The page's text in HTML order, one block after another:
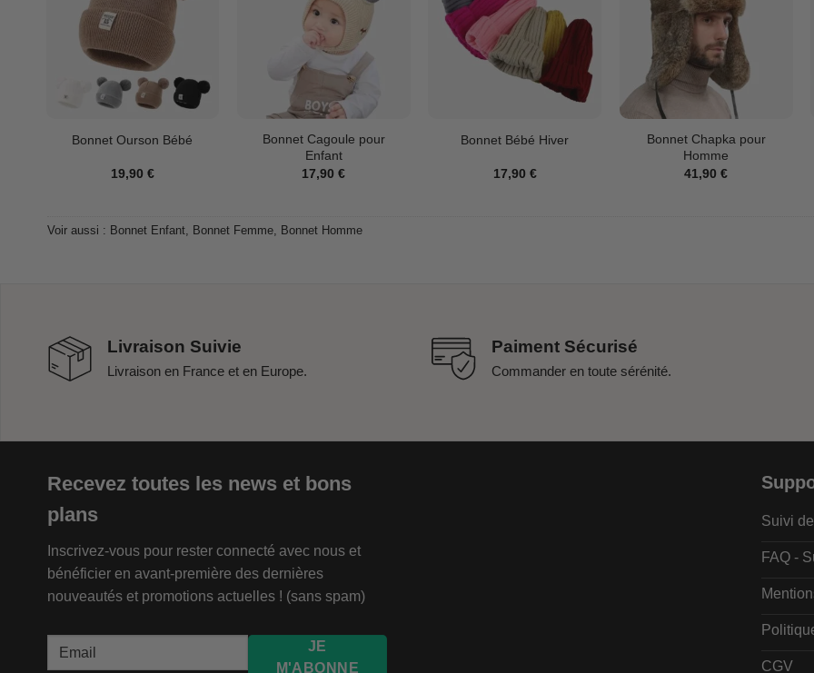
Bonnet Ourson Bébé
19,90 €
Bonnet Cagoule pour
Enfant
17,90€
Bonnet Bébé Hiver
17,90 €
Bonnet Chapka pour
Homme
41,90€
Voir aussi : Bonnet Enfant, Bonnet Femme, Bonnet Homme
Livraison Suivie
Livraison en France et en Europe.
Paiment Sécurisé
Commander en toute sérénité.
Recevez toutes les news et bons
plans
Inscrivez-vous pour rester connecté avec nous et
bénéficier en avant-première des dernières
nouveautés et promotions actuelles ! (sans spam)
JE
M'ABONNE
Suivi
FAQ -
CGV